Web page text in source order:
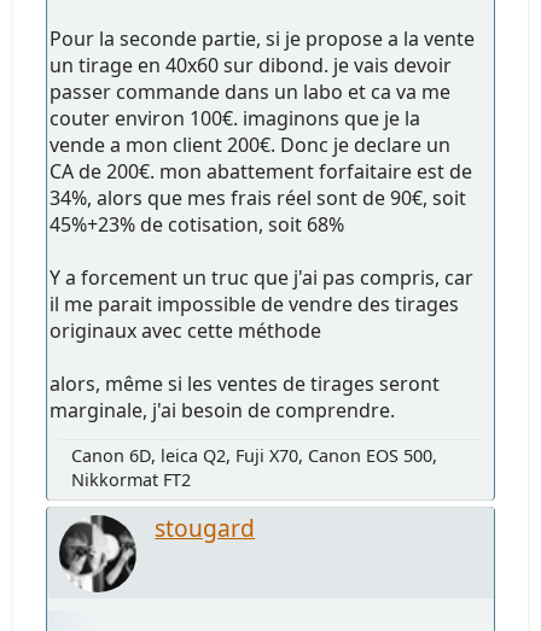
Pour la seconde partie, si je propose a la vente
un tirage en 40x60 sur dibond. je vais devoir
passer commande dans un labo et ca va me
couter environ 100€. imaginons que je la
vende a mon client 200€. Donc je declare un
CA de 200€. mon abattement forfaitaire est de
34%, alors que mes frais réel sont de 90€, soit
45%+23% de cotisation, soit 68%
Y a forcement un truc que j'ai pas compris, car
il me parait impossible de vendre des tirages
originaux avec cette méthode
alors, même si les ventes de tirages seront
marginale, j'ai besoin de comprendre.
Canon 6D, leica Q2, Fuji X70, Canon EOS 500,
Nikkormat FT2
stougard